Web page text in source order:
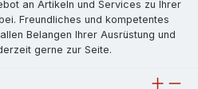
an Artikeln und Services zu Ihrer
Freundliches und kompetentes
Belangen Ihrer Ausrüstung und
gerne zur Seite.